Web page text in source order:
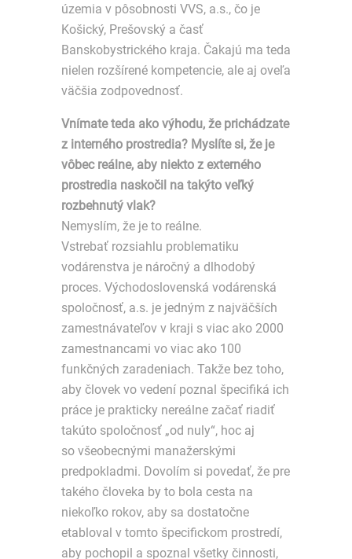
územia v pôsobnosti VVS, a.s., čo je
Košický, Prešovský a časť
Banskobystrického kraja. Čakajú ma teda
nielen rozšírené kompetencie, ale aj oveľa
väčšia zodpovednosť.
Vnímate teda ako výhodu, že prichádzate
z interného prostredia? Myslíte si, že je
vôbec reálne, aby niekto z externého
prostredia naskočil na takýto veľký
rozbehnutý vlak?
Nemyslím, že je to reálne.
Vstrebať rozsiahlu problematiku
vodárenstva je náročný a dlhodobý
proces. Východoslovenská vodárenská
spoločnosť, a.s. je jedným z najväčších
zamestnávateľov v kraji s viac ako 2000
zamestnancami vo viac ako 100
funkčných zaradeniach. Takže bez toho,
aby človek vo vedení poznal špecifiká ich
práce je prakticky nereálne začať riadiť
takúto spoločnosť „od nuly“, hoc aj
so všeobecnými manažerskými
predpokladmi. Dovolím si povedať, že pre
takého človeka by to bola cesta na
niekoľko rokov, aby sa dostatočne
etabloval v tomto špecifickom prostredí,
aby pochopil a spoznal všetky činnosti,